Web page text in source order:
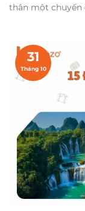
thân một chuyến
31
Tháng 10